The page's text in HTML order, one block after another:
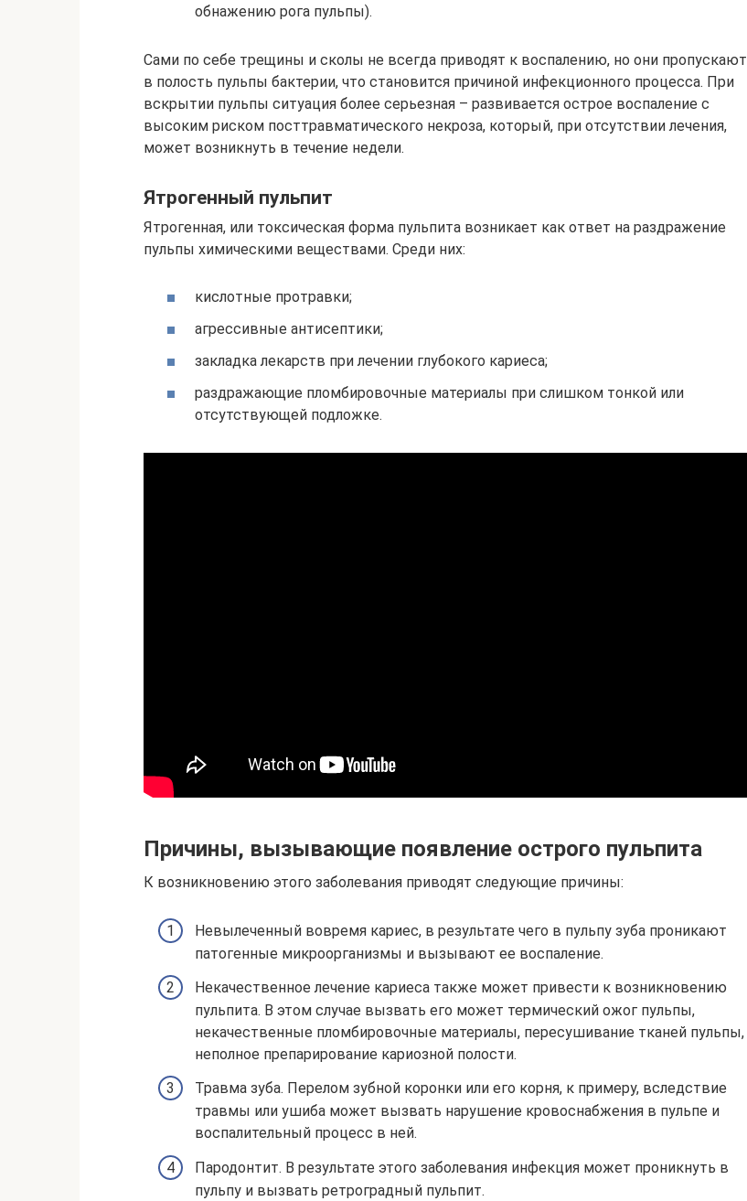
обнажению рога пульпы).
Сами по себе трещины и сколы не всегда приводят к воспалению, но они пропускают
в полость пульпы бактерии, что становится причиной инфекционного процесса. При
вскрытии пульпы ситуация более серьезная – развивается острое воспаление с
высоким риском посттравматического некроза, который, при отсутствии лечения,
может возникнуть в течение недели.
Ятрогенный пульпит
Ятрогенная, или токсическая форма пульпита возникает как ответ на раздражение
пульпы химическими веществами. Среди них:
кислотные протравки;
агрессивные антисептики;
закладка лекарств при лечении глубокого кариеса;
раздражающие пломбировочные материалы при слишком тонкой или
отсутствующей подложке.
Причины, вызывающие появление острого пульпита
К возникновению этого заболевания приводят следующие причины:
Невылеченный вовремя кариес, в результате чего в пульпу зуба проникают
патогенные микроорганизмы и вызывают ее воспаление.
Некачественное лечение кариеса также может привести к возникновению
пульпита. В этом случае вызвать его может термический ожог пульпы,
некачественные пломбировочные материалы, пересушивание тканей пульпы,
неполное препарирование кариозной полости.
Травма зуба. Перелом зубной коронки или его корня, к примеру, вследствие
травмы или ушиба может вызвать нарушение кровоснабжения в пульпе и
воспалительный процесс в ней.
Пародонтит. В результате этого заболевания инфекция может проникнуть в
пульпу и вызвать ретроградный пульпит.